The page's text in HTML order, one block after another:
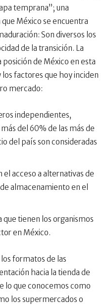
temprana”; una
México se encuentra
Son diversos los
de la transición. La
de México en esta
factores que hoy inciden
mercado:
independientes,
del 60% de las más de
del país son consideradas
el acceso a alternativas de
almacenamiento en el
que tienen los organismos
en México.
formatos de las
hacia la tienda de
lo que conocemos como
los supermercados o